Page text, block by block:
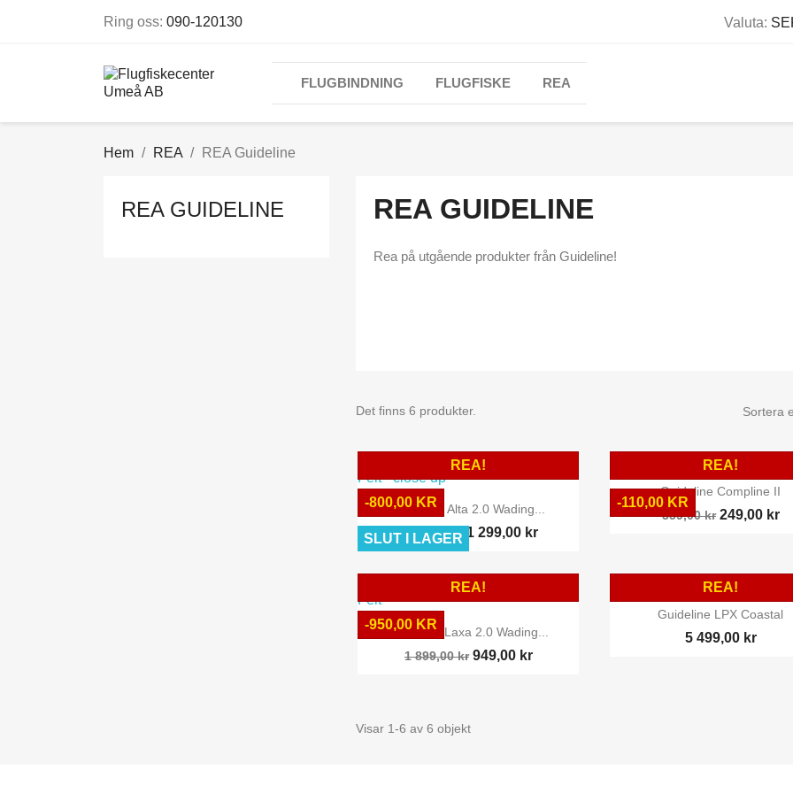
Ring oss: 090-120130 Valuta:
FLUGBINDNING FLUGFISKE REA
Hem REA REA Guideline
REA GUIDELINE REA GUIDELINE
Rea på utgående produkter från Guideline!
Det finns 6 produkter. Sortera
 Snabbvy
Guideline Alta 2.0 Wading...
2 099,00 kr 1 299,00 kr
REA!
-800,00 KR
SLUT I LAGER
 Snabbvy
Guideline Compline II
359,00 kr 249,00 kr
REA!
-110,00 KR
 Snabbvy
Guideline Laxa 2.0 Wading...
1 899,00 kr 949,00 kr
REA!
-950,00 KR
 Snabbvy
Guideline LPX Coastal
5 499,00 kr
REA!
Visar 1-6 av 6 objekt